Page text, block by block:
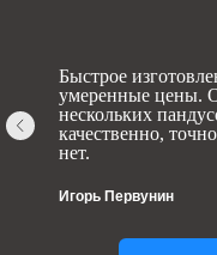
Быстрое
умеренные цены.
нескольких
качественно,
нет.
Игорь Первунин